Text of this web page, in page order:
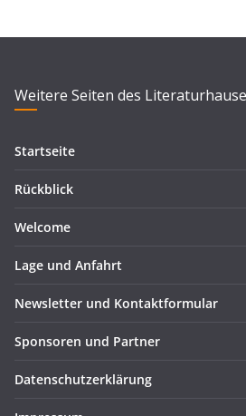
Weitere Seiten des
Startseite
Rückblick
Welcome
Lage und Anfahrt
Newsletter und Kontaktformular
Sponsoren und Partner
Datenschutzerklärung